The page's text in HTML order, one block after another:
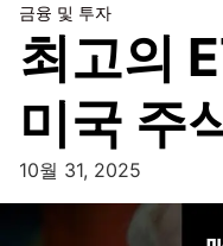
금융 및 투자
최고의
미국 주
10월 31, 2025